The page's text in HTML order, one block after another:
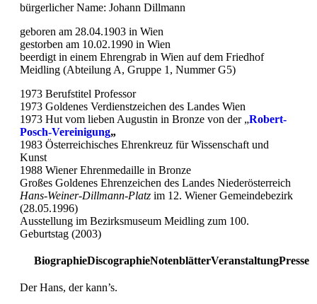
bürgerlicher Name: Johann Dillmann
geboren am 28.04.1903 in Wien
gestorben am 10.02.1990 in Wien
beerdigt in einem Ehrengrab in Wien auf dem Friedhof
Meidling (Abteilung A, Gruppe 1, Nummer G5)
1973 Berufstitel Professor
1973 Goldenes Verdienstzeichen des Landes Wien
1973 Hut vom lieben Augustin in Bronze von der „Robert-
Posch-Vereinigung„
1983 Österreichisches Ehrenkreuz für Wissenschaft und
Kunst
1988 Wiener Ehrenmedaille in Bronze
Großes Goldenes Ehrenzeichen des Landes Niederösterreich
Hans-Weiner-Dillmann-Platz im 12. Wiener Gemeindebezirk
(28.05.1996)
Ausstellung im Bezirksmuseum Meidling zum 100.
Geburtstag (2003)
BiographieDiscographieNotenblätterVeranstaltungPresse
Der Hans, der kann’s.